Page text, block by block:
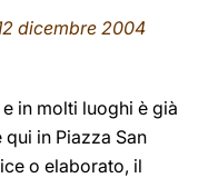
LATINE
dicembre 2004
in molti luoghi è già
qui in Piazza San
o elaborato, il